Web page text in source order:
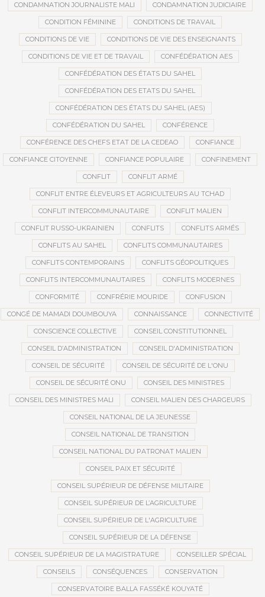
CONDAMNATION JOURNALISTE MALI CONDAMNATION JUDICIAIRE
CONDITION FÉMININE CONDITIONS DE TRAVAIL
CONDITIONS DE VIE CONDITIONS DE VIE DES ENSEIGNANTS
CONDITIONS DE VIE ET DE TRAVAIL CONFÉDÉRATION AES
CONFÉDÉRATION DES ÉTATS DU SAHEL
CONFÉDÉRATION DES ETATS DU SAHEL
CONFÉDÉRATION DES ÉTATS DU SAHEL (AES)
CONFÉDÉRATION DU SAHEL CONFÉRENCE
CONFÉRENCE DES CHEFS ETAT DE LA CEDEAO CONFIANCE
CONFIANCE CITOYENNE CONFIANCE POPULAIRE CONFINEMENT
CONFLIT CONFLIT ARMÉ
CONFLIT ENTRE ÉLEVEURS ET AGRICULTEURS AU TCHAD
CONFLIT INTERCOMMUNAUTAIRE CONFLIT MALIEN
CONFLIT RUSSO-UKRAINIEN CONFLITS CONFLITS ARMÉS
CONFLITS AU SAHEL CONFLITS COMMUNAUTAIRES
CONFLITS CONTEMPORAINS CONFLITS GÉOPOLITIQUES
CONFLITS INTERCOMMUNAUTAIRES CONFLITS MODERNES
CONFORMITÉ CONFRÉRIE MOURIDE CONFUSION
CONGÉ DE MAMADI DOUMBOUYA CONNAISSANCE CONNECTIVITÉ
CONSCIENCE COLLECTIVE CONSEIL CONSTITUTIONNEL
CONSEIL D’ADMINISTRATION CONSEIL D'ADMINISTRATION
CONSEIL DE SÉCURITÉ CONSEIL DE SÉCURITÉ DE L'ONU
CONSEIL DE SÉCURITÉ ONU CONSEIL DES MINISTRES
CONSEIL DES MINISTRES MALI CONSEIL MALIEN DES CHARGEURS
CONSEIL NATIONAL DE LA JEUNESSE
CONSEIL NATIONAL DE TRANSITION
CONSEIL NATIONAL DU PATRONAT MALIEN
CONSEIL PAIX ET SÉCURITÉ
CONSEIL SUPÉRIEUR DE DÉFENSE MILITAIRE
CONSEIL SUPÉRIEUR DE L’AGRICULTURE
CONSEIL SUPÉRIEUR DE L'AGRICULTURE
CONSEIL SUPÉRIEUR DE LA DÉFENSE
CONSEIL SUPÉRIEUR DE LA MAGISTRATURE CONSEILLER SPÉCIAL
CONSEILS CONSÉQUENCES CONSERVATION
CONSERVATOIRE BALLA FASSÉKÉ KOUYATÉ